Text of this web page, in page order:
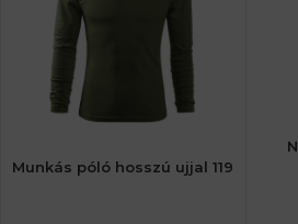
Munkás póló hosszú ujjal 119